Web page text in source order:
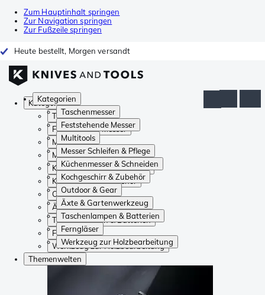
Zum Hauptinhalt springen
Zur Navigation springen
Zur Fußzeile springen
Heute bestellt, Morgen versandt
Kategorien
Taschenmesser
Feststehende Messer
Multitools
Messer Schleifen & Pflege
Küchenmesser & Schneiden
Kochgeschirr & Zubehör
Outdoor & Gear
Äxte & Gartenwerkzeug
Taschenlampen & Batterien
Ferngläser
Werkzeug zur Holzbearbeitung
Kategorien
Taschenmesser
Feststehende Messer
Multitools
Messer Schleifen & Pflege
Küchenmesser & Schneiden
Kochgeschirr & Zubehör
Outdoor & Gear
Äxte & Gartenwerkzeug
Taschenlampen & Batterien
Ferngläser
Werkzeug zur Holzbearbeitung
Themenwelten